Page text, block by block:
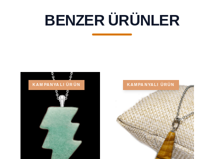
BENZER ÜRÜNLER
KAMPANYALI ÜRÜN KAMPANYALI ÜRÜN